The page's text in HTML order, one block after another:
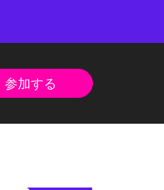
参加する